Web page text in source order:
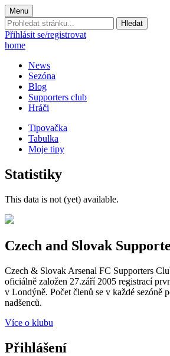
Menu
Prohledat
stránku:
Přihlásit se/registrovat
home
News
Sezóna
Blog
Supporters club
Hráči
Tipovačka
Tabulka
Moje tipy
Statistiky
This data is not (yet) available.
Czech and Slovak
Czech & Slovak Arsenal FC Supporters
oficiálně založen 27.září 2005 registrací
v Londýně. Počet členů se v každé sezóně
nadšenců.
Více o klubu
Přihlášení